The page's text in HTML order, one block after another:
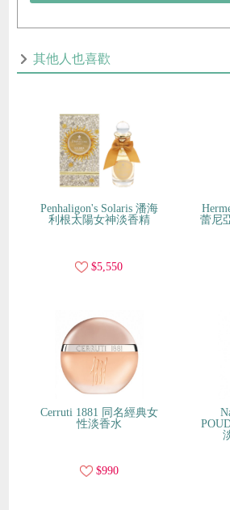
其他人也喜歡
Penhaligon's Solaris 潘海
利根太陽女神淡香精
$5,550
蕾尼
Cerruti 1881 同名經典女
性淡香水
$990